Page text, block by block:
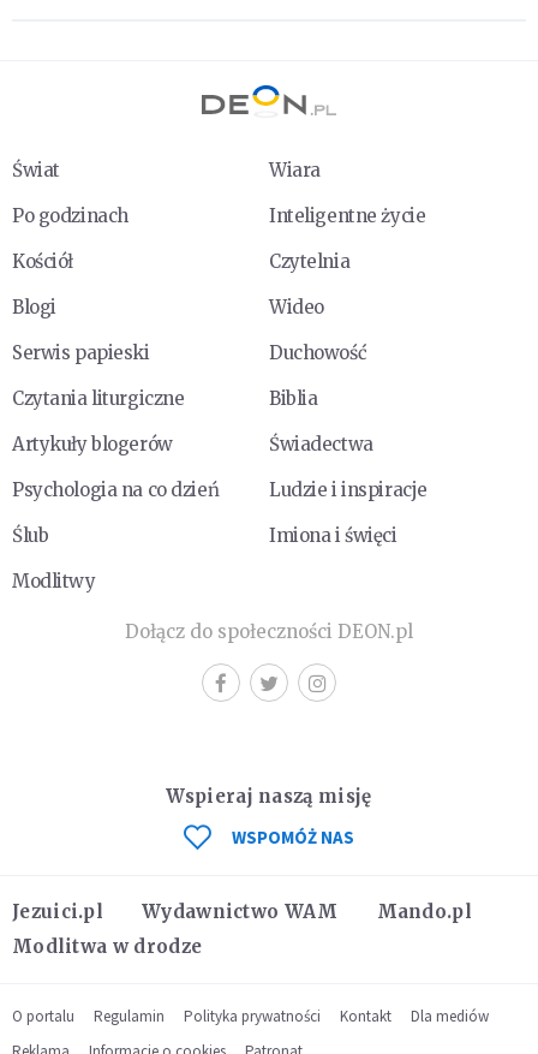
Świat
Wiara
Po godzinach
Inteligentne życie
Kościół
Czytelnia
Blogi
Wideo
Serwis papieski
Duchowość
Czytania liturgiczne
Biblia
Artykuły blogerów
Świadectwa
Psychologia na co dzień
Ludzie i inspiracje
Ślub
Imiona i święci
Modlitwy
Dołącz do społeczności DEON.pl
Jezuici.pl Wydawnictwo WAM
Mando.pl
Modlitwa w drodze
Wspieraj naszą misję
WSPOMÓŻ NAS
O portalu Regulamin Polityka prywatności Kontakt
Dla mediów